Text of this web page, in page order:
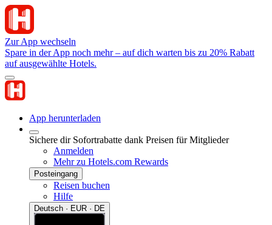
Zur App wechseln
Spare in der App noch mehr – auf dich warten bis zu 20% Rabatt
auf ausgewählte Hotels.
App herunterladen
Sichere dir Sofortrabatte dank Preisen für Mitglieder
Anmelden
Mehr zu Hotels.com Rewards
Posteingang
Reisen buchen
Hilfe
Deutsch · EUR · DE